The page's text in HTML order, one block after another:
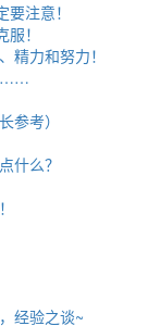
注意！
！
精力和努力！
……
参考）
什么？
经验之谈~